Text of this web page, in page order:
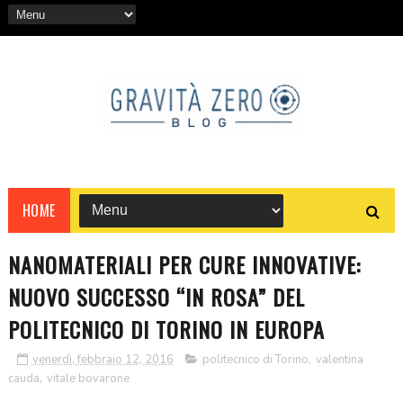
HOME
NANOMATERIALI PER CURE INNOVATIVE:
NUOVO SUCCESSO “IN ROSA” DEL
POLITECNICO DI TORINO IN EUROPA
venerdì, febbraio 12, 2016 politecnico di Torino, valentina
cauda, vitale bovarone